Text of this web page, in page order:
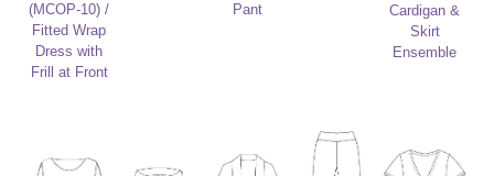
(MCOP-10) /
Fitted Wrap
Dress with
Frill at Front
Pant
Cardigan &
Skirt
Ensemble